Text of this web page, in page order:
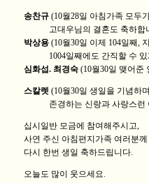
송찬규 (10월28일 아침가족 모두
고대우님의 결혼도 축하합
박상용 (10월30일 이제 104일째,
1004일째에도 간직할 수 있
심화섭. 최경숙 (10월30일 맺어준
스칼렛 (10월30일 생일을 기념하
존경하는 신랑과 사랑스런
십시일반 모금에 참여해주시고,
사연 주신 아침편지가족 여러분
다시 한번 생일 축하드립니다.
오늘도 많이 웃으세요.